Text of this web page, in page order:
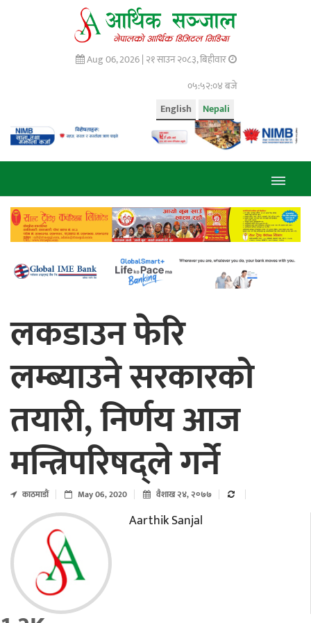
Aug 06, 2026 | २१ साउन २०८३, बिहीवार
०५:५२:०५ बजे
Nepali
English
लकडाउन फेरि
लम्ब्याउने सरकारको
तयारी, निर्णय आज
मन्त्रिपरिषद्ले गर्ने
काठमाडाैं May 06, 2020 वैशाख २४, २०७७
Aarthik Sanjal